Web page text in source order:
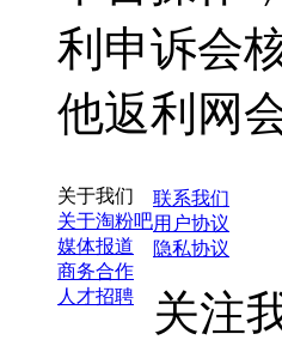
利申诉会
他返利网
关于我们
关于淘粉吧
媒体报道
商务合作
人才招聘
联系我们
用户协议
隐私协议
关注